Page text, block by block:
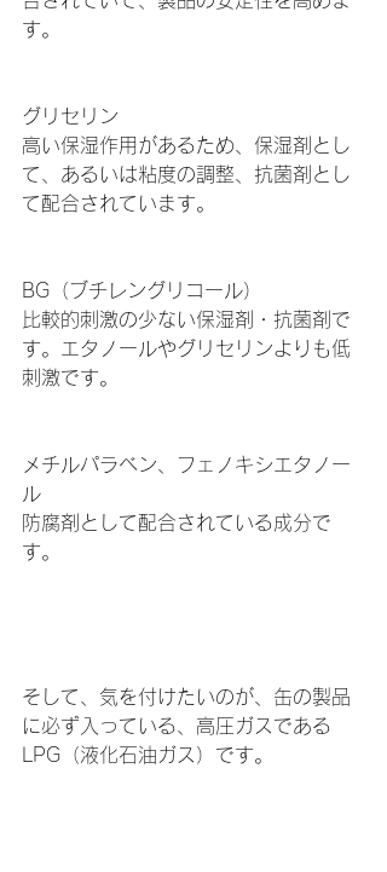
す。
グリセリン
高い保湿作用があるため、保湿剤とし
て、あるいは粘度の調整、抗菌剤とし
て配合されています。
BG（ブチレングリコール）
比較的刺激の少ない保湿剤・抗菌剤で
す。エタノールやグリセリンよりも低
刺激です。
メチルパラベン、フェノキシエタノー
ル
防腐剤として配合されている成分で
す。
そして、気を付けたいのが、缶の製品
に必ず入っている、高圧ガスである
LPG（液化石油ガス）です。